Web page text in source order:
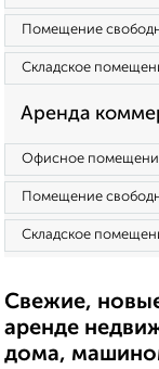
Помещение
Складское
Аренда
Офисное
Помещение
Складское
Свежие,
аренде
дома,